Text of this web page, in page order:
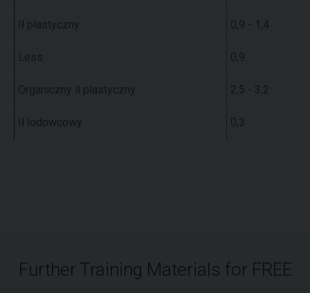
Ił plastyczny 0,9 - 1,4
Less 0,9
Organiczny ił plastyczny 2,5 - 3,2
Ił lodowcowy 0,3
Further Training Materials for FREE